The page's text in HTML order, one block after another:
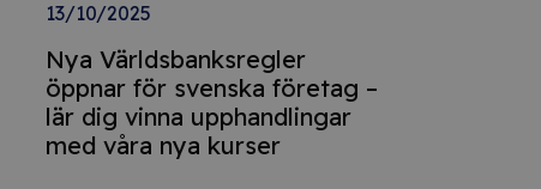
13/10/2025
Nya Världsbanksregler
öppnar för svenska företag –
lär dig vinna upphandlingar
med våra nya kurser